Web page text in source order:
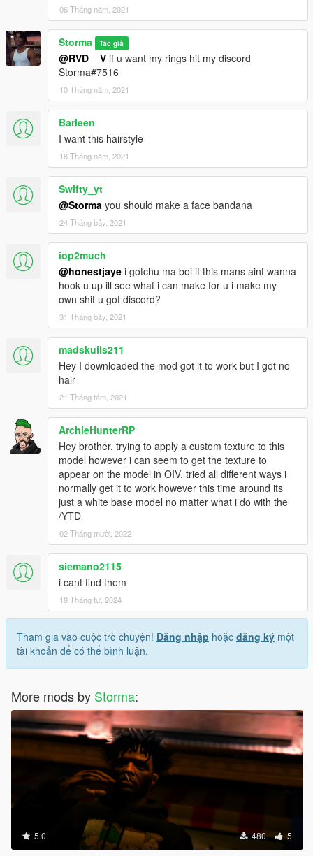
06 Tháng năm, 2021
Storma Tác giả
@RVD__V if u want my rings hit my discord
Storma#7516
10 Tháng năm, 2021
Barleen
I want this hairstyle
18 Tháng năm, 2021
Swifty_yt
@Storma you should make a face bandana
24 Tháng bảy, 2021
iop2much
@honestjaye i gotchu ma boi if this mans aint wanna
hook u up ill see what i can make for u i make my
own shit u got discord?
31 Tháng bảy, 2021
madskulls211
Hey I downloaded the mod got it to work but I got no
hair
21 Tháng tám, 2021
ArchieHunterRP
Hey brother, trying to apply a custom texture to this
model however i can seem to get the texture to
appear on the model in OIV, tried all different ways i
normally get it to work however this time around its
just a white base model no matter what i do with the
/YTD
02 Tháng mười, 2022
siemano2115
i cant find them
18 Tháng tư, 2024
Tham gia vào cuộc trò chuyện! Đăng nhập hoặc đăng ký một
tài khoản để có thể bình luận.
More mods by Storma:
5.0 480 5